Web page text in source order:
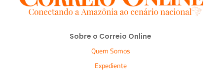
Sobre o Correio Online
Quem Somos
Expediente